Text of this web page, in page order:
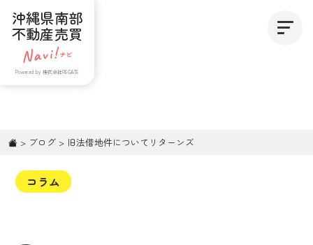
沖縄県南部
不動産売買
Powered by 株式会社REGATE
> ブログ > 旧法借地件についてリターンズ
コラム